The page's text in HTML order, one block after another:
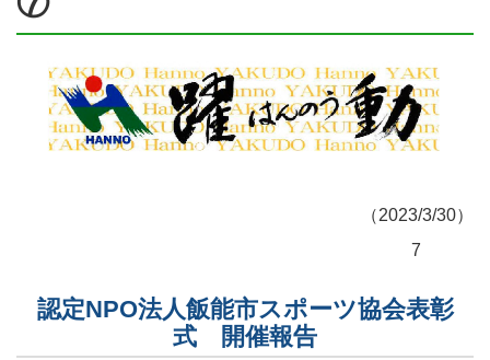
（2023/3/30）
7
認定NPO法人飯能市スポーツ協会表彰
式 開催報告